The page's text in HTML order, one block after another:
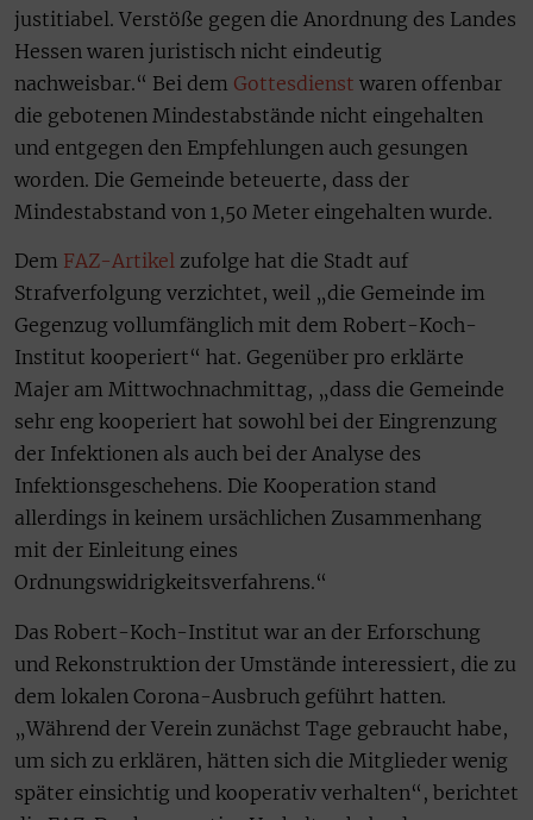
justitiabel. Verstöße gegen die Anordnung des Landes
Hessen waren juristisch nicht eindeutig
nachweisbar.“ Bei dem Gottesdienst waren offenbar
die gebotenen Mindestabstände nicht eingehalten
und entgegen den Empfehlungen auch gesungen
worden. Die Gemeinde beteuerte, dass der
Mindestabstand von 1,50 Meter eingehalten wurde.
Dem FAZ-Artikel zufolge hat die Stadt auf
Strafverfolgung verzichtet, weil „die Gemeinde im
Gegenzug vollumfänglich mit dem Robert-Koch-
Institut kooperiert“ hat. Gegenüber pro erklärte
Majer am Mittwochnachmittag, „dass die Gemeinde
sehr eng kooperiert hat sowohl bei der Eingrenzung
der Infektionen als auch bei der Analyse des
Infektionsgeschehens. Die Kooperation stand
allerdings in keinem ursächlichen Zusammenhang
mit der Einleitung eines
Ordnungswidrigkeitsverfahrens.“
Das Robert-Koch-Institut war an der Erforschung
und Rekonstruktion der Umstände interessiert, die zu
dem lokalen Corona-Ausbruch geführt hatten.
„Während der Verein zunächst Tage gebraucht habe,
um sich zu erklären, hätten sich die Mitglieder wenig
später einsichtig und kooperativ verhalten“, berichtet